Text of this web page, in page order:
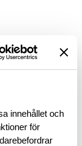
innehållet och
för